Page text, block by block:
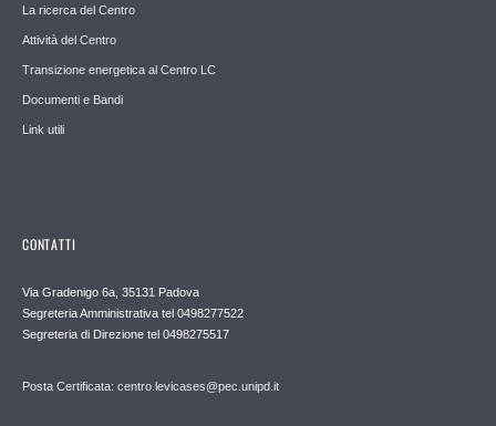
La ricerca del Centro
Attività del Centro
Transizione energetica al Centro LC
Documenti e Bandi
Link utili
CONTATTI
Via Gradenigo 6a, 35131 Padova
Segreteria Amministrativa tel 0498277522
Segreteria di Direzione tel 0498275517
Posta Certificata: centro.levicases@pec.unipd.it